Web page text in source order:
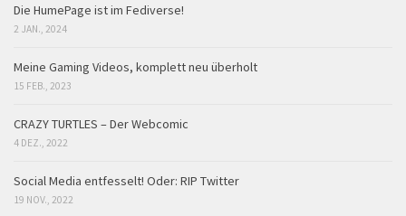
Die HumePage ist im Fediverse!
2 JAN., 2024
Meine Gaming Videos, komplett neu überholt
15 FEB., 2023
CRAZY TURTLES – Der Webcomic
4 DEZ., 2022
Social Media entfesselt! Oder: RIP Twitter
19 NOV., 2022